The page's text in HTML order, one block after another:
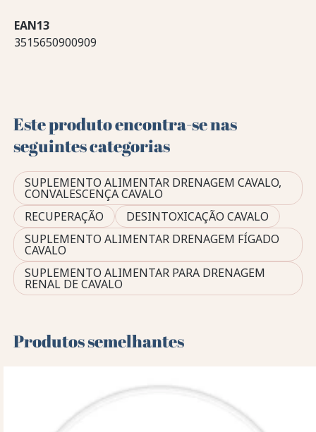
EAN13
3515650900909
Este produto encontra-se nas
seguintes categorias
SUPLEMENTO ALIMENTAR DRENAGEM CAVALO,
CONVALESCENÇA CAVALO
RECUPERAÇÃO
DESINTOXICAÇÃO CAVALO
SUPLEMENTO ALIMENTAR DRENAGEM FÍGADO
CAVALO
SUPLEMENTO ALIMENTAR PARA DRENAGEM
RENAL DE CAVALO
Produtos semelhantes